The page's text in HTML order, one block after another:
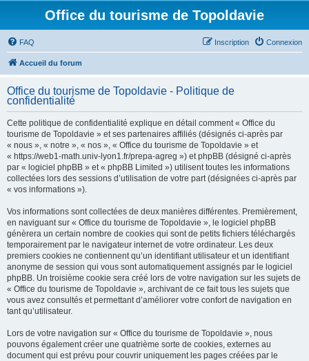
Office du tourisme de Topoldavie
FAQ Connexion
Inscription
Accueil du forum
Office du tourisme de Topoldavie - Politique de
confidentialité
Cette politique de confidentialité explique en détail comment « Office du
tourisme de Topoldavie » et ses partenaires affiliés (désignés ci-après par
« nous », « notre », « nos », « Office du tourisme de Topoldavie » et
« https://web1-math.univ-lyon1.fr/prepa-agreg ») et phpBB (désigné ci-après
par « logiciel phpBB » et « phpBB Limited ») utilisent toutes les informations
collectées lors des sessions d’utilisation de votre part (désignées ci-après par
« vos informations »).
Vos informations sont collectées de deux manières différentes. Premièrement,
en naviguant sur « Office du tourisme de Topoldavie », le logiciel phpBB
génèrera un certain nombre de cookies qui sont de petits fichiers téléchargés
temporairement par le navigateur internet de votre ordinateur. Les deux
premiers cookies ne contiennent qu’un identifiant utilisateur et un identifiant
anonyme de session qui vous sont automatiquement assignés par le logiciel
phpBB. Un troisième cookie sera créé lors de votre navigation sur les sujets de
« Office du tourisme de Topoldavie », archivant de ce fait tous les sujets que
vous avez consultés et permettant d’améliorer votre confort de navigation en
tant qu’utilisateur.
Lors de votre navigation sur « Office du tourisme de Topoldavie », nous
pouvons également créer une quatrième sorte de cookies, externes au
document qui est prévu pour couvrir uniquement les pages créées par le